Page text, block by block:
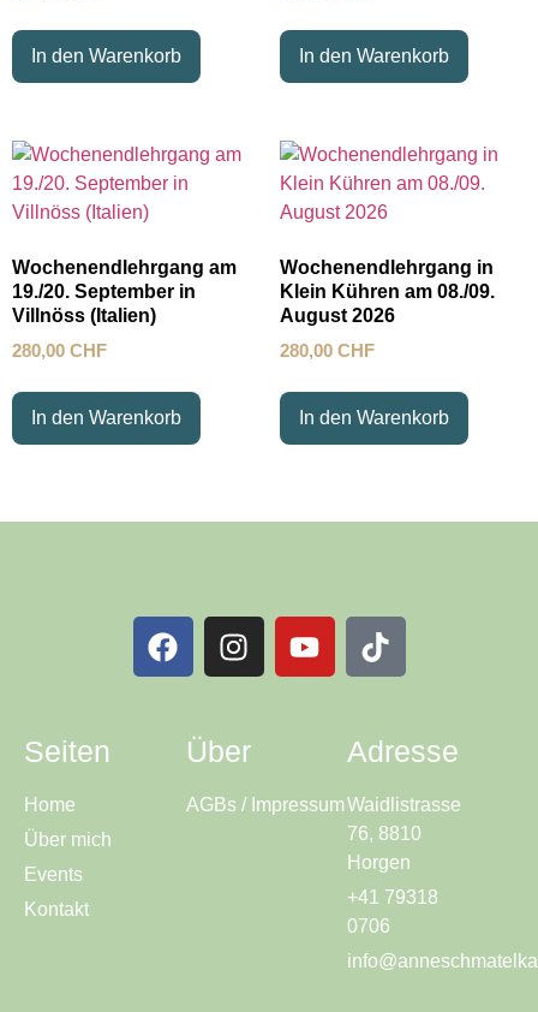
In den Warenkorb In den Warenkorb
Wochenendlehrgang am
19./20. September in
Villnöss (Italien)
280,00 CHF
In den Warenkorb
Wochenendlehrgang in
Klein Kühren am 08./09.
August 2026
280,00 CHF
In den Warenkorb
Seiten
Home
Über mich
Events
Kontakt
Über
AGBs / Impressum
Adresse
Waidlistrasse
76, 8810
Horgen
+41 79318
0706